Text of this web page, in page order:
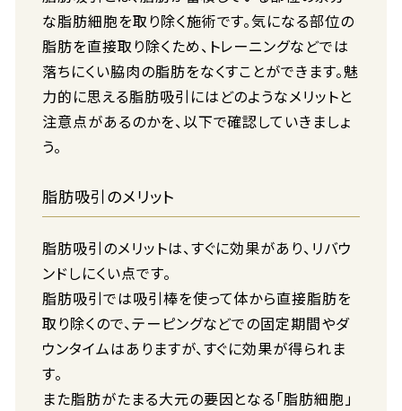
な脂肪細胞を取り除く施術です。気になる部位の
脂肪を直接取り除くため、トレーニングなどでは
落ちにくい脇肉の脂肪をなくすことができます。魅
力的に思える脂肪吸引にはどのようなメリットと
注意点があるのかを、以下で確認していきましょ
う。
脂肪吸引のメリット
脂肪吸引のメリットは、すぐに効果があり、リバウ
ンドしにくい点です。
脂肪吸引では吸引棒を使って体から直接脂肪を
取り除くので、テーピングなどでの固定期間やダ
ウンタイムはありますが、すぐに効果が得られま
す。
また脂肪がたまる大元の要因となる「脂肪細胞」